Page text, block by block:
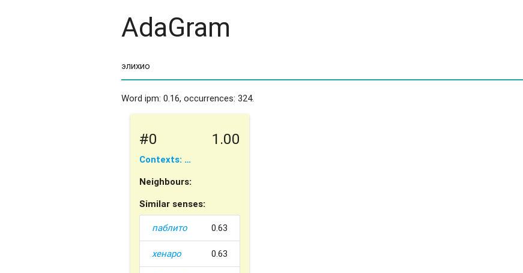
AdaGram
Word ipm: 0.16, occurrences: 324.
#0 1.00
Contexts: …
Neighbours:
Similar senses:
паблито 0.63
хенаро 0.63